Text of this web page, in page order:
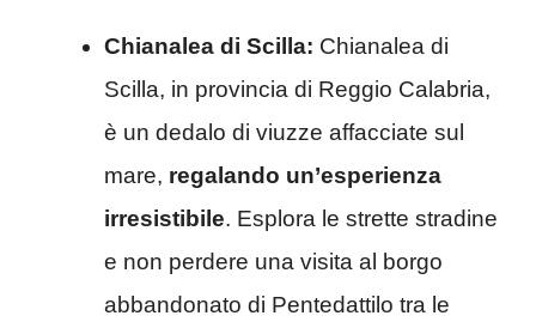
Chianalea di Scilla: Chianalea di
Scilla, in provincia di Reggio Calabria,
è un dedalo di viuzze affacciate sul
mare, regalando un’esperienza
irresistibile. Esplora le strette stradine
e non perdere una visita al borgo
abbandonato di Pentedattilo tra le